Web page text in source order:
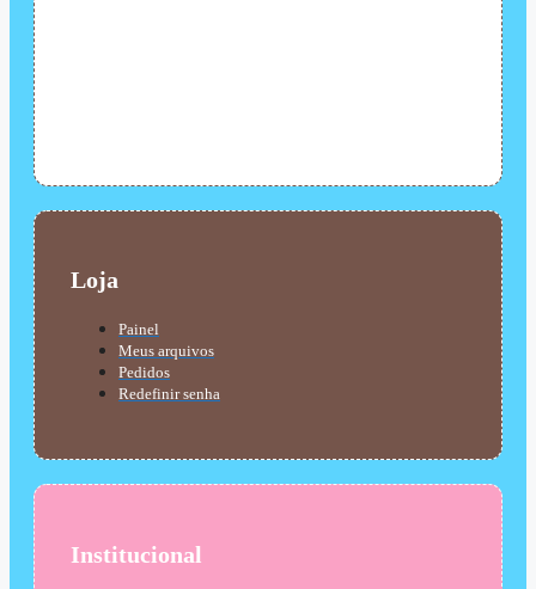
Loja
Painel
Meus arquivos
Pedidos
Redefinir senha
Institucional